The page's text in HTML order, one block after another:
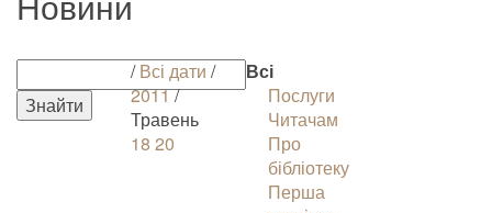
/Всі дати /
2011/
Травень
18 20
Всі
Послуги
Читачам
Про
бібліотеку
Перша